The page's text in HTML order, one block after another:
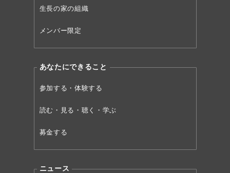
生長の家の組織
メンバー限定
あなたにできること
参加する・体験する
読む・見る・聴く・学ぶ
募金する
ニュース